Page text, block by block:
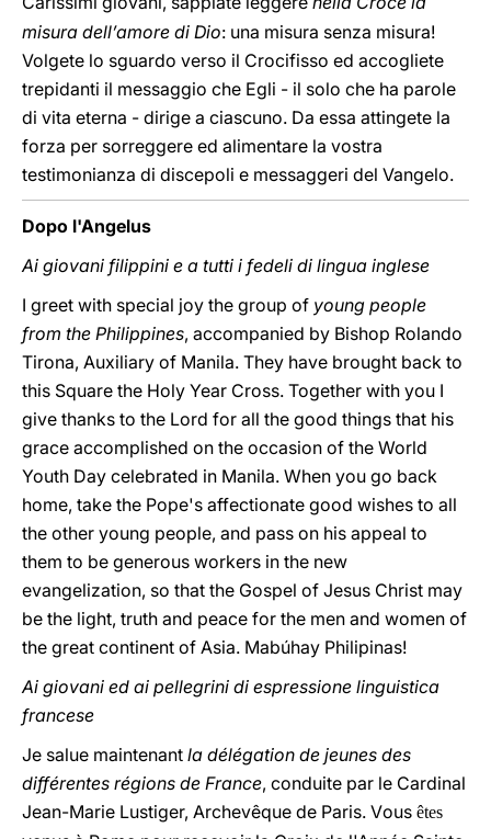
misura dell’amore di Dio: una misura senza misura!
Volgete lo sguardo verso il Crocifisso ed accogliete
trepidanti il messaggio che Egli - il solo che ha parole
di vita eterna - dirige a ciascuno. Da essa attingete la
forza per sorreggere ed alimentare la vostra
testimonianza di discepoli e messaggeri del Vangelo.
Dopo l'Angelus
Ai giovani filippini e a tutti i fedeli di lingua inglese
I greet with special joy the group of young people
from the Philippines, accompanied by Bishop Rolando
Tirona, Auxiliary of Manila. They have brought back to
this Square the Holy Year Cross. Together with you I
give thanks to the Lord for all the good things that his
grace accomplished on the occasion of the World
Youth Day celebrated in Manila. When you go back
home, take the Pope's affectionate good wishes to all
the other young people, and pass on his appeal to
them to be generous workers in the new
evangelization, so that the Gospel of Jesus Christ may
be the light, truth and peace for the men and women of
the great continent of Asia. Mabúhay Philipinas!
Ai giovani ed ai pellegrini di espressione linguistica
francese
Je salue maintenant la délégation de jeunes des
différentes régions de France, conduite par le Cardinal
Jean-Marie Lustiger, Archevêque de Paris. Vоus êtes